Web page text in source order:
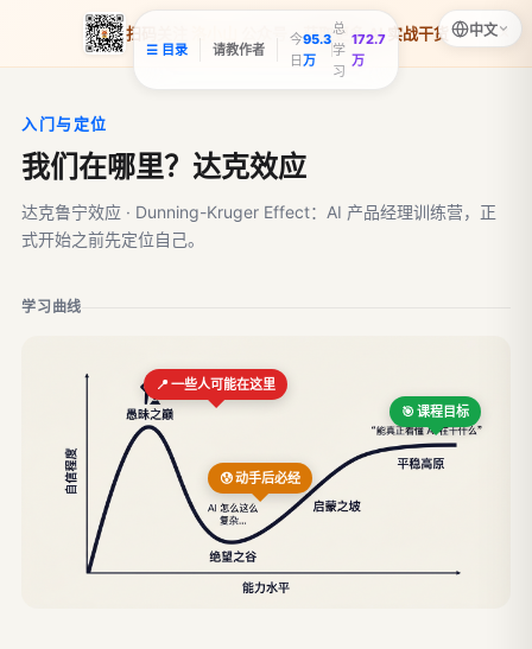
扫码关注 公众号，获取更多 AI 实战干货 ×
入门与定位
我们在哪里？达克效应
达克鲁宁效应 · Dunning-Kruger Effect：AI 产品经理训练营，正
式开始之前先定位自己。
学习曲线
📍 一些人可能在这里
😰 动手后必经
🎯 课程目标
☰ 目录 请教作者
今
日
95.3
万
总
学
习
172.7
万
中文